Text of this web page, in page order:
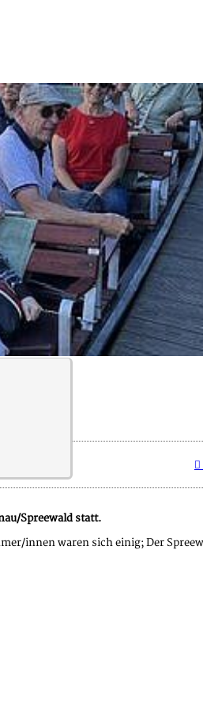
Spreewald statt.
innen waren sich einig; Der